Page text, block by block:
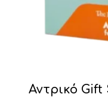
Αντρικό Gift